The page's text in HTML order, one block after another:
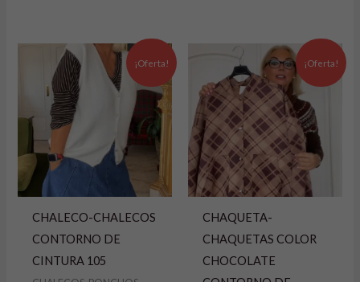
¡Oferta!
CHALECO-CHALECOS
CONTORNO DE
CINTURA 105
El
precio
original
era:
24,99 €.
El
precio
actual
es:
19,99 €.
¡Oferta!
CHAQUETA-
CHAQUETAS COLOR
CHOCOLATE
precio
original
era:
29,99 €.
El
precio
actual
es:
14,99 €.